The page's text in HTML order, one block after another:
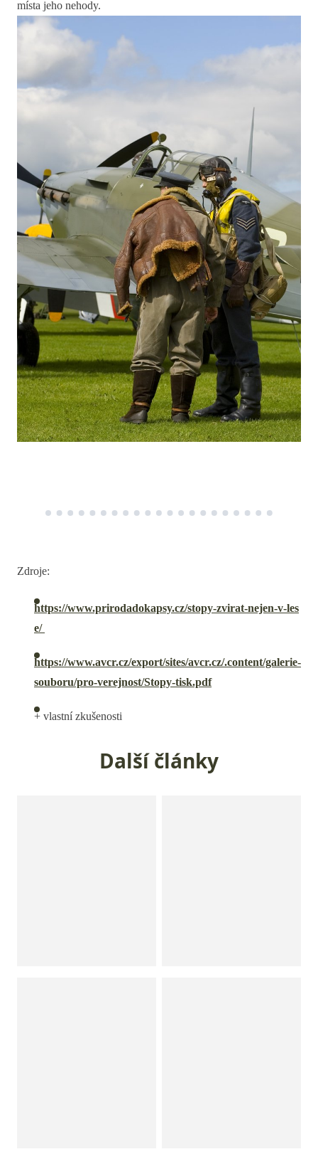
místa jeho nehody.
Zdroje:
https://www.prirodadokapsy.cz/stopy-zvirat-nejen-v-les
e/
https://www.avcr.cz/export/sites/avcr.cz/.content/galerie-
souboru/pro-verejnost/Stopy-tisk.pdf
+ vlastní zkušenosti
Další články